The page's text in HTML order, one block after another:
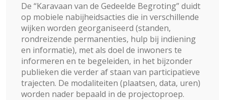
De “Karavaan van de Gedeelde Begroting” duidt
op mobiele nabijheidsacties die in verschillende
wijken worden georganiseerd (standen,
rondreizende permanenties, hulp bij indiening
en informatie), met als doel de inwoners te
informeren en te begeleiden, in het bijzonder
publieken die verder af staan van participatieve
trajecten. De modaliteiten (plaatsen, data, uren)
worden nader bepaald in de projectoproep.